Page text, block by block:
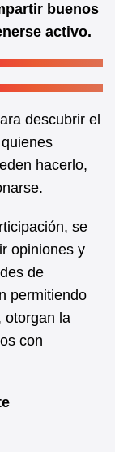
buenos
activo.
descubrir el
hacerlo,
se
opiniones y
de
permitiendo
otorgan la
con